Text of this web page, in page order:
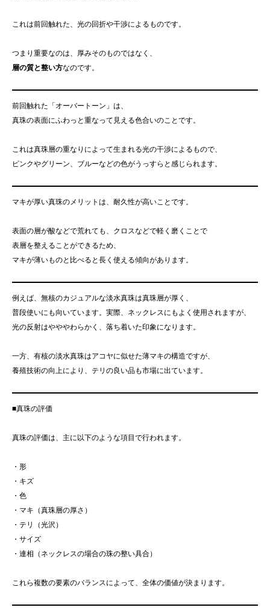
これは前回触れた、光の回折や干渉によるものです。
つまり重要なのは、厚みそのものではなく、
層の質と整い方なのです。
前回触れた「オーバートーン」は、
真珠の表面にふわっと重なって見える色合いのことです。
これは真珠層の重なりによって生まれる光の干渉によるもので、
ピンクやグリーン、ブルーなどの色がうっすらと感じられます。
マキが厚い真珠のメリットは、耐久性が高いことです。
表面の層が酸などで荒れても、クロスなどで軽く磨くことで
表層を整えることができるため、
マキが薄いものと比べると長く使える傾向があります。
例えば、無核のカジュアルな淡水真珠は真珠層が厚く、
普段使いにも向いています。実際、ネックレスにもよく使用されますが、
光の反射はやややわらかく、落ち着いた印象になります。
一方、有核の淡水真珠はアコヤに似せた薄マキの構造ですが、
養殖技術の向上により、テリの良い品も市場に出ています。
■真珠の評価
真珠の評価は、主に以下のような項目で行われます。
・形
・キズ
・色
・マキ（真珠層の厚さ）
・テリ（光沢）
・サイズ
・連相（ネックレスの場合の珠の整い具合）
これら複数の要素のバランスによって、全体の価値が決まります。